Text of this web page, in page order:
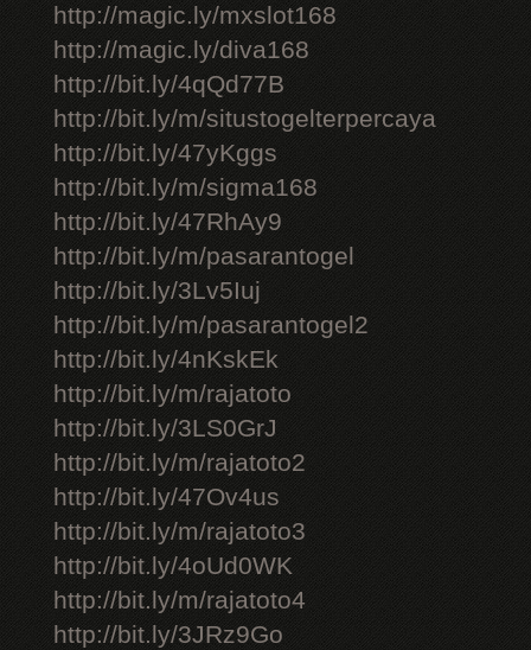
http://magic.ly/mxslot168
http://magic.ly/diva168
http://bit.ly/4qQd77B
http://bit.ly/m/situstogelterpercaya
http://bit.ly/47yKggs
http://bit.ly/m/sigma168
http://bit.ly/47RhAy9
http://bit.ly/m/pasarantogel
http://bit.ly/3Lv5Iuj
http://bit.ly/m/pasarantogel2
http://bit.ly/4nKskEk
http://bit.ly/m/rajatoto
http://bit.ly/3LS0GrJ
http://bit.ly/m/rajatoto2
http://bit.ly/47Ov4us
http://bit.ly/m/rajatoto3
http://bit.ly/4oUd0WK
http://bit.ly/m/rajatoto4
http://bit.ly/3JRz9Go